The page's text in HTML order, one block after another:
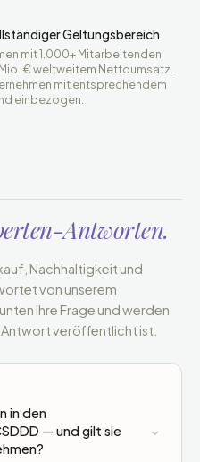
Geltungsbereich
mit 1.000+ Mitarbeitenden
€ weltweitem Nettoumsatz.
mit entsprechendem
einbezogen.
Antworten.
Nachhaltigkeit und
von unserem
Ihre Frage und werden
veröffentlicht ist.
in den
— und gilt sie
⌄